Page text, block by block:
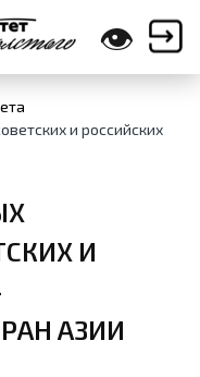
👁
и российских
И
АЗИИ